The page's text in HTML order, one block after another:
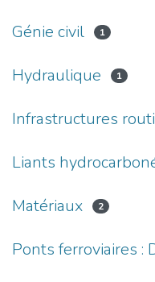
Génie civil 1
Hydraulique 1
Infrastructures
Liants
Matériaux 2
Ponts ferroviaires :